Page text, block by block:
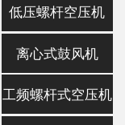
低压螺杆空压机
离心式鼓风机
工频螺杆式空压机